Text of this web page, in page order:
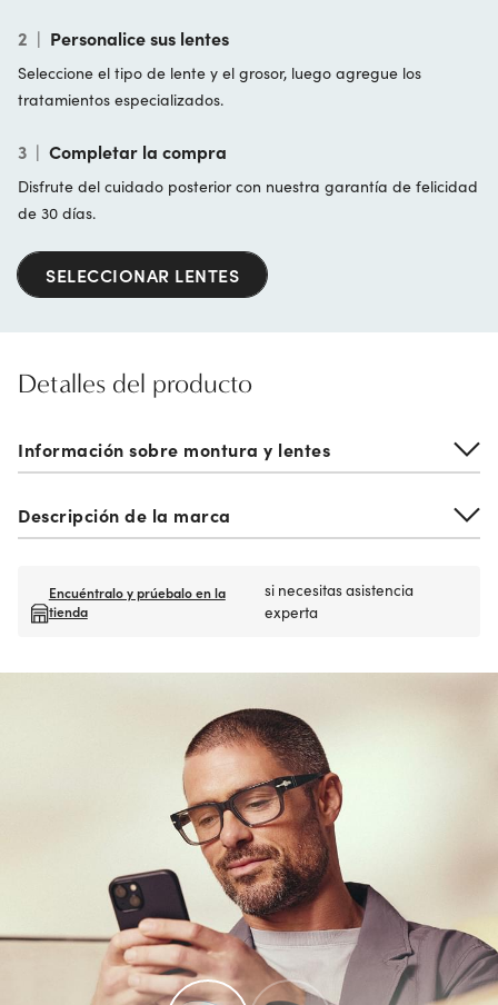
2 | Personalice sus lentes
Seleccione el tipo de lente y el grosor, luego agregue los
tratamientos especializados.
3 | Completar la compra
Disfrute del cuidado posterior con nuestra garantía de felicidad
de 30 días.
SELECCIONAR LENTES
Detalles del producto
Información sobre montura y lentes
Descripción de la marca
Encuéntralo y prúebalo en la
tienda
si necesitas asistencia
experta